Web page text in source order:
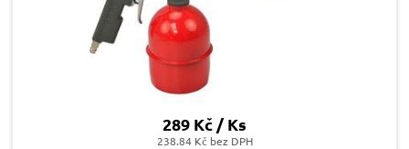
289 Kč / Ks
238.84 Kč bez DPH